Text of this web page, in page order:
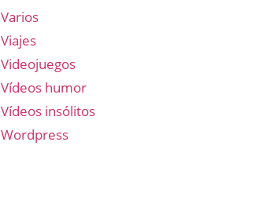
Varios
Viajes
Videojuegos
Vídeos humor
Vídeos insólitos
Wordpress